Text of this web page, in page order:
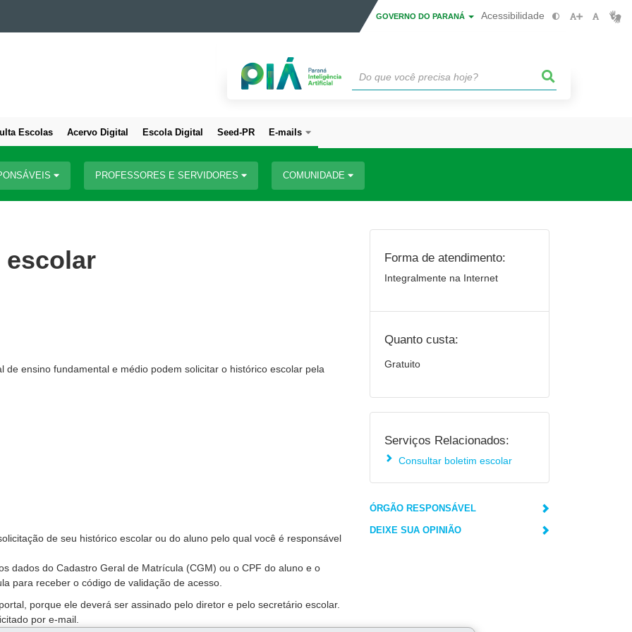
GOVERNO DO PARANÁ Acessibilidade
Escolas Acervo Digital Escola Digital Seed-PR E-mails
PROFESSORES E SERVIDORES COMUNIDADE
ensino fundamental e médio podem solicitar o histórico escolar pela
de seu histórico escolar ou do aluno pelo qual você é responsável
dados do Cadastro Geral de Matrícula (CGM) ou o CPF do aluno e o
para receber o código de validação de acesso.
porque ele deverá ser assinado pelo diretor e pelo secretário escolar.
por e-mail.
Forma de atendimento:
Integralmente na Internet
Quanto custa:
Gratuito
Serviços Relacionados:
Consultar boletim escolar
ÓRGÃO RESPONSÁVEL
DEIXE SUA OPINIÃO